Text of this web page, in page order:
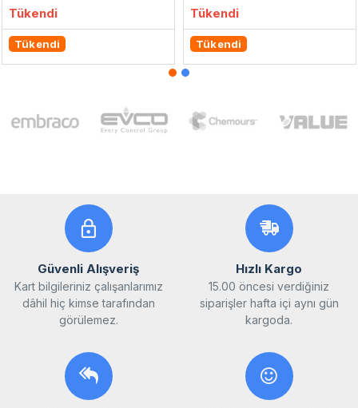
Tükendi
Tükendi
Tükendi
Tükendi
Güvenli Alışveriş
Kart bilgileriniz çalışanlarımız
dâhil hiç kimse tarafından
görülemez.
Hızlı Kargo
15.00 öncesi verdiğiniz
siparişler hafta içi aynı gün
kargoda.